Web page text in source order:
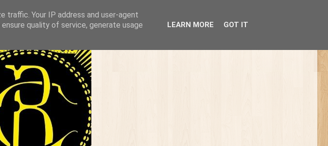
traffic. Your IP address and user-agent
quality of service, generate usage
LEARN MORE GOT IT